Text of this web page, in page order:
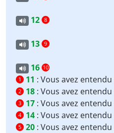
12 8
13 9
16 10
1
11 : Vous avez entendu
2 18 : Vous avez entendu
3 17 : Vous avez entendu
4 14 : Vous avez entendu
5 20 : Vous avez entendu